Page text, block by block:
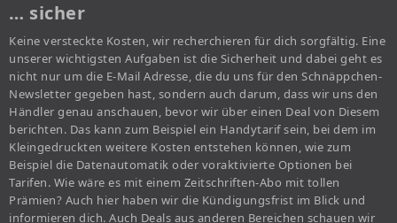
… sicher
Keine versteckte Kosten, wir recherchieren für dich sorgfältig. Eine
unserer wichtigsten Aufgaben ist die Sicherheit und dabei geht es
nicht nur um die E-Mail Adresse, die du uns für den Schnäppchen-
Newsletter gegeben hast, sondern auch darum, dass wir uns den
Händler genau anschauen, bevor wir über einen Deal von Diesem
berichten. Das kann zum Beispiel ein Handytarif sein, bei dem im
Kleingedruckten weitere Kosten entstehen können, wie zum
Beispiel die Datenautomatik oder voraktivierte Optionen bei
Tarifen. Wie wäre es mit einem Zeitschriften-Abo mit tollen
Prämien? Auch hier haben wir die Kündigungsfrist im Blick und
informieren dich. Auch Deals aus anderen Bereichen schauen wir